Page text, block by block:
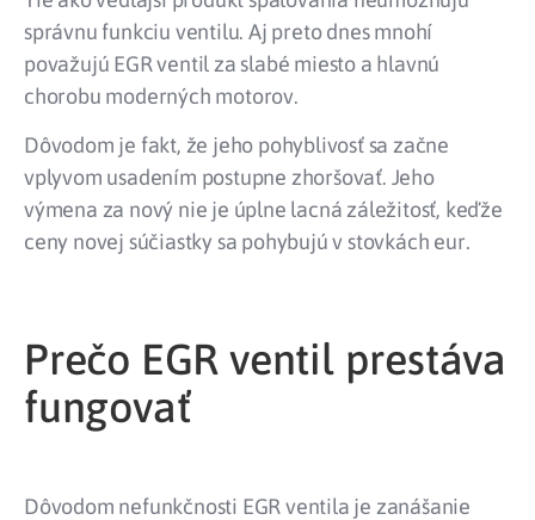
správnu funkciu ventilu. Aj preto dnes mnohí
považujú EGR ventil za slabé miesto a hlavnú
chorobu moderných motorov.
Dôvodom je fakt, že jeho pohyblivosť sa začne
vplyvom usadením postupne zhoršovať. Jeho
výmena za nový nie je úplne lacná záležitosť, keďže
ceny novej súčiastky sa pohybujú v stovkách eur.
Prečo EGR ventil prestáva
fungovať
Dôvodom nefunkčnosti EGR ventila je zanášanie